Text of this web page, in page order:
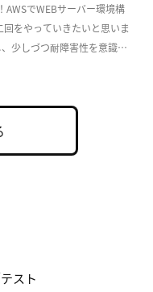
AWSでWEBサーバー環境構
をやっていきたいと思いま
少しづつ耐障害性を意識し
スト